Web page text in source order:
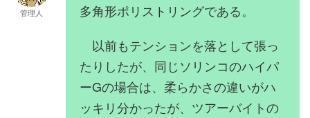
管理人
多角形ポリストリングである。
以前もテンションを落として張っ
たりしたが、同じソリンコのハイパ
ーGの場合は、柔らかさの違いがハ
ッキリ分かったが、ツアーバイトの